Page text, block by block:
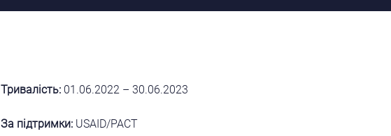
Тривалість: 01.06.2022 – 30.06.2023
За підтримки: USAID/РАСТ